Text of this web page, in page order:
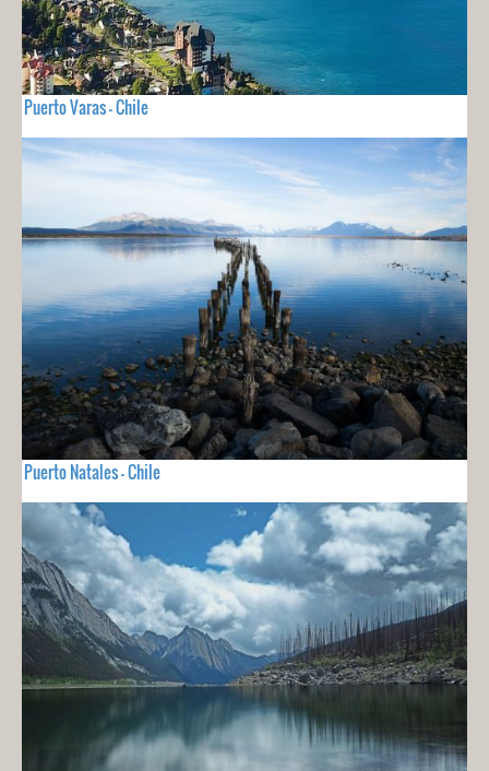
Puerto Varas - Chile
Puerto Natales - Chile